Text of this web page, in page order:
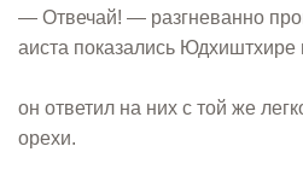
— Отвечай! — разгневанно
аиста показались
он ответил на них с той же
орехи.